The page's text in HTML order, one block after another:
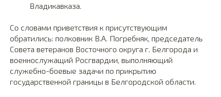
Владикавказа.
Со словами приветствия к присутствующим
обратились: полковник В.А. Погребняк, председатель
Совета ветеранов Восточного округа г. Белгорода и
военнослужащий Росгвардии, выполняющий
служебно-боевые задачи по прикрытию
государственной границы в Белгородской области.